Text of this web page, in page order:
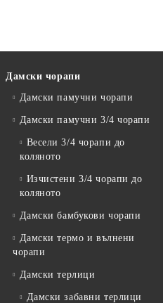
Дамски чорапи
Дамски памучни чорапи
Дамски памучни 3/4 чорапи
Весели 3/4 чорапи до
коляното
Изчистени 3/4 чорапи до
коляното
Дамски бамбукови чорапи
Дамски термо и вълнени
чорапи
Дамски терлици
Дамски забавни терлици